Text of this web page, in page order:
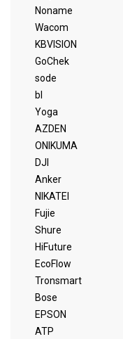
Noname
Wacom
KBVISION
GoChek
sode
bl
Yoga
AZDEN
ONIKUMA
DJI
Anker
NIKATEI
Fujie
Shure
HiFuture
EcoFlow
Tronsmart
Bose
EPSON
ATP